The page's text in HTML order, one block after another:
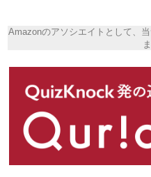
Amazonのアソシエイトとして、